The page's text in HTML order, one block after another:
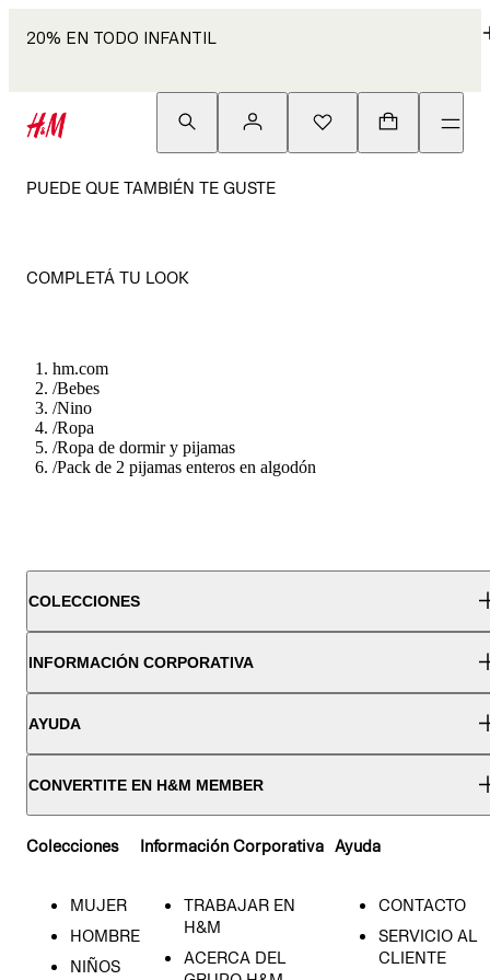
20% EN TODO INFANTIL
PUEDE QUE TAMBIÉN TE GUSTE
COMPLETÁ TU LOOK
hm.com
/Bebes
/Nino
/Ropa
/Ropa de dormir y pijamas
/Pack de 2 pijamas enteros en algodón
COLECCIONES
INFORMACIÓN CORPORATIVA
AYUDA
CONVERTITE EN H&M MEMBER
Colecciones
MUJER
HOMBRE
NIÑOS
Información Corporativa
TRABAJAR EN
H&M
ACERCA DEL
Ayuda
CONTACTO
SERVICIO AL
CLIENTE